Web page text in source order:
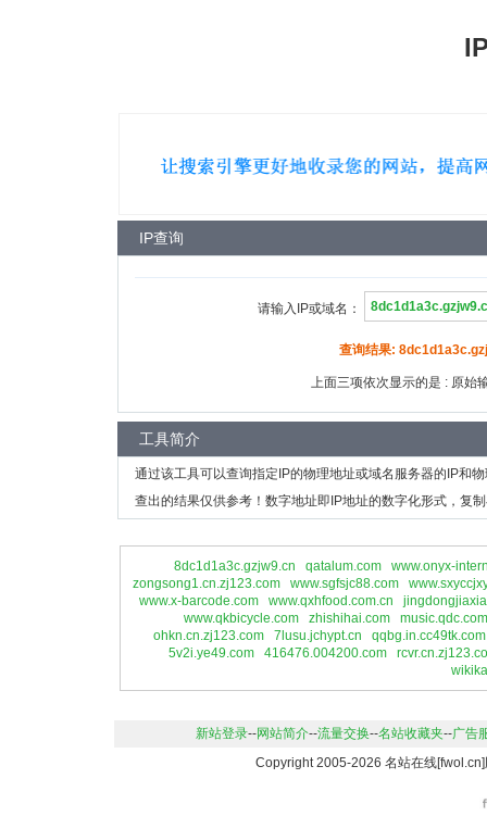
IP查询
请输入IP或域名：
查询结果:
上面三项依次显示的是 : 原始
工具简介
通过该工具可以查询指定IP的物理地址或域名服务器的IP和
查出的结果仅供参考！数字地址即IP地址的数字化形式，复
8dc1d1a3c.gzjw9.cn qatalum.com
www.onyx-
zongsong1.cn.zj123.com
www.sgfsjc88.com
www.x-barcode.com
www.qxhfood.com.cn
www.qkbicycle.com
zhishihai.com
music.qdc.com
ohkn.cn.zj123.com
7lusu.jchypt.cn
qqbg.in.cc49tk.com
5v2i.ye49.com
416476.004200.com
新站登录--网站简介--流量交换--名站收藏夹--广告
Copyright 2005-2026 名站在线